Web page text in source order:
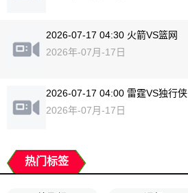
2026-07-17 04:30 火箭VS篮网
2026年-07月-17日
2026-07-17 04:00 雷霆VS独行侠
2026年-07月-17日
热门标签